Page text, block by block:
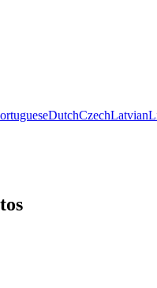
DutchCzechLatvian